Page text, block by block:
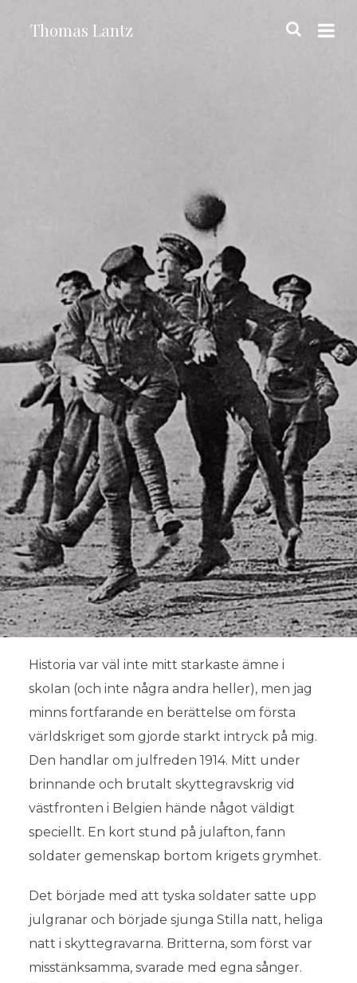
Thomas Lantz
Historia var väl inte mitt starkaste ämne i
skoIan (och inte några andra heller), men jag
minns fortfarande en berättelse om första
världskriget som gjorde starkt intryck på mig.
Den handlar om julfreden 1914. Mitt under
brinnande och brutalt skyttegravskrig vid
västfronten i Belgien hände något väldigt
speciellt. En kort stund på julafton, fann
soldater gemenskap bortom krigets grymhet.
Det började med att tyska soldater satte upp
julgranar och började sjunga Stilla natt, heliga
natt i skyttegravarna. Britterna, som först var
misstänksamma, svarade med egna sånger.